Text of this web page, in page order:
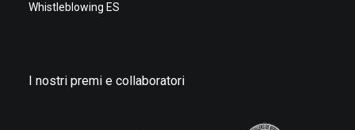
Whistleblowing ES
I nostri premi e collaboratori